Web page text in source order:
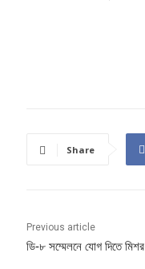
Share
Previous article
ডি-৮ সম্মেলনে যোগ দিতে মিশর